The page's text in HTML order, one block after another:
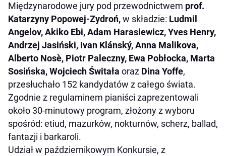
Międzynarodowe jury pod przewodnictwem prof.
Katarzyny Popowej-Zydroń,w składzie: Ludmil
Angelov, Akiko Ebi, Adam Harasiewicz, Yves Henry,
Andrzej Jasiński, Ivan Klánský, Anna Malikova,
Alberto Nosè, Piotr Paleczny, Ewa Pobłocka, Marta
Sosińska, Wojciech Świtała oraz Dina Yoffe,
przesłuchało 152 kandydatów z całego świata.
Zgodnie z regulaminem pianiści zaprezentowali
około 30-minutowy program, złożony z wyboru
spośród: etiud, mazurków, nokturnów, scherz, ballad,
fantazji i barkaroli.
Udział w październikowym Konkursie, z